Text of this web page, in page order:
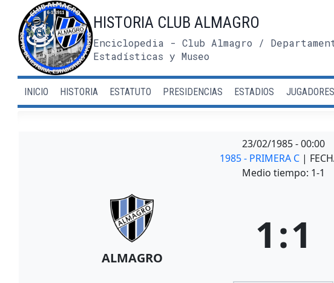
contenido
HISTORIA CLUB ALMAGRO
Enciclopedia - Club Almagro /
Estadísticas y Museo
INICIO HISTORIA ESTATUTO PRESIDENCIAS ESTADIOS JUGADORES
23/02/1985-00:00
1985 - PRIMERA C |
Medio tiempo: 1-1
ALMAGRO 1:1